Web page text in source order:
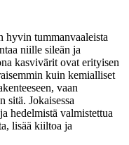
hyvin tummanvaaleista
niille sileän ja
kasvivärit ovat erityisen
kuin kemialliset
vaan
sitä. Jokaisessa
hedelmistä valmistettua
lisää kiiltoa ja